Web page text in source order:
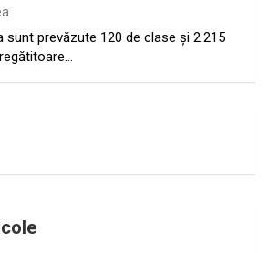
sunt prevăzute 120 de clase și 2.215